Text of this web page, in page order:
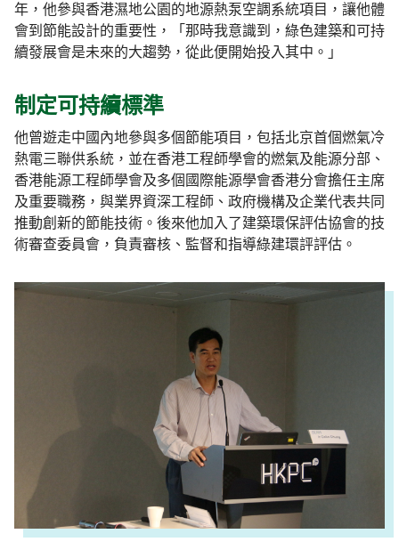
年，他參與香港濕地公園的地源熱泵空調系統項目，讓他體
會到節能設計的重要性，「那時我意識到，綠色建築和可持
續發展會是未來的大趨勢，從此便開始投入其中。」
制定可持續標準
他曾遊走中國內地參與多個節能項目，包括北京首個燃氣冷
熱電三聯供系統，並在香港工程師學會的燃氣及能源分部、
香港能源工程師學會及多個國際能源學會香港分會擔任主席
及重要職務，與業界資深工程師、政府機構及企業代表共同
推動創新的節能技術。後來他加入了建築環保評估協會的技
術審查委員會，負責審核、監督和指導綠建環評評估。